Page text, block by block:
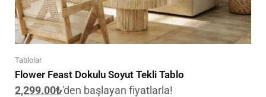
Tablolar
Flower Feast Dokulu Soyut Tekli Tablo
2,299.00₺'den başlayan fiyatlarla!